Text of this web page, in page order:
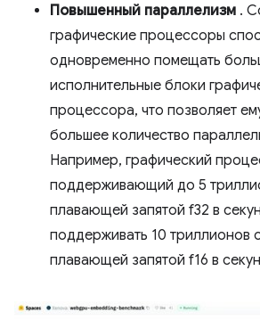
Повышенный параллелизм .
графические процессоры
одновременно помещать
исполнительные блоки
процессора, что позволяет
большее количество
Например, графический
поддерживающий до 5
плавающей запятой f32 в
поддерживать 10 триллионов
плавающей запятой f16 в